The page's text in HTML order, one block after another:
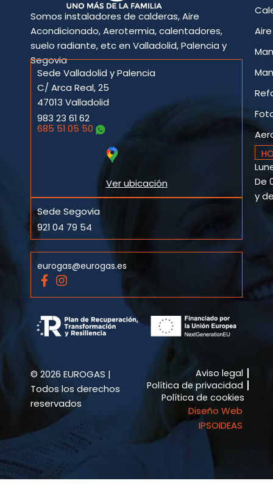
Somos instaladores de calderas, Aire
Acondicionado, Aerotermia, calentadores,
suelo radiante, etc en Valladolid, Palencia y
Segovia
Sede Valladolid y Palencia
C/ Arca Real, 25
47013 Valladolid
983 23 61 62
685 51 05 50
Ver ubicación
Sede Segovia
921 04 79 54
eurogas@eurogas.es
F
a
c
e
b
o
-
f
I
n
s
t
a
g
m
De
y
© 2026 EUROGAS |
Todos los derechos
reservados
Aviso legal
Política de privacidad
Política de cookies
Diseño Web
IPSOIDEAS